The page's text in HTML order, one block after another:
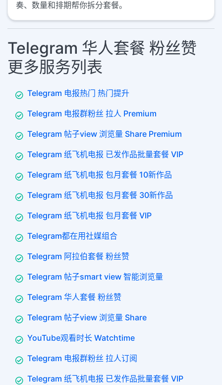
奏、数量和排期帮你拆分套餐。
Telegram 华人套餐 粉丝赞
更多服务列表
Telegram 电报热门 热门提升
Telegram 电报群粉丝 拉人 Premium
Telegram 帖子view 浏览量 Share Premium
Telegram 纸飞机电报 已发作品批量套餐 VIP
Telegram 纸飞机电报 包月套餐 10新作品
Telegram 纸飞机电报 包月套餐 30新作品
Telegram 纸飞机电报 包月套餐 VIP
Telegram都在用社媒组合
Telegram 阿拉伯套餐 粉丝赞
Telegram 帖子smart view 智能浏览量
Telegram 华人套餐 粉丝赞
Telegram 帖子view 浏览量 Share
YouTube观看时长 Watchtime
Telegram 电报群粉丝 拉人订阅
Telegram 纸飞机电报 已发作品批量套餐 VIP